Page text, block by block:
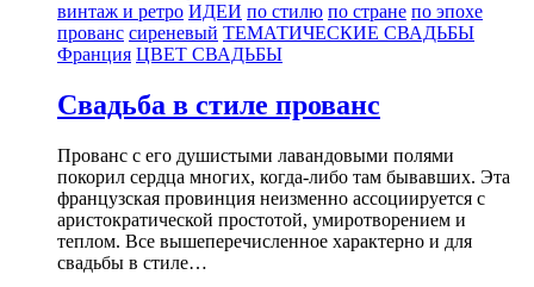
винтаж и ретро ИДЕИ по стилю по стране по эпохе
прованс сиреневый ТЕМАТИЧЕСКИЕ СВАДЬБЫ
Франция ЦВЕТ СВАДЬБЫ
Свадьба в стиле прованс
Прованс с его душистыми лавандовыми полями
покорил сердца многих, когда-либо там бывавших. Эта
французская провинция неизменно ассоциируется с
аристократической простотой, умиротворением и
теплом. Все вышеперечисленное характерно и для
свадьбы в стиле…